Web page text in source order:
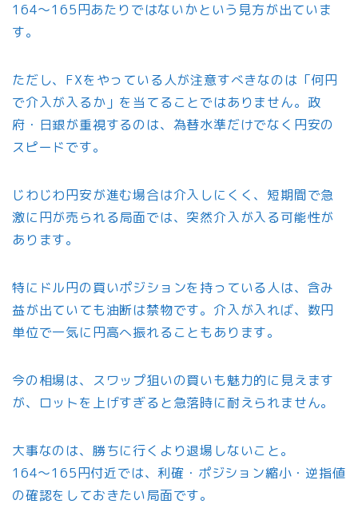
164〜165円あたりではないかという見方が出ていま
す。
ただし、FXをやっている人が注意すべきなのは「何円
で介入が入るか」を当てることではありません。政
府・日銀が重視するのは、為替水準だけでなく円安の
スピードです。
じわじわ円安が進む場合は介入しにくく、短期間で急
激に円が売られる局面では、突然介入が入る可能性が
あります。
特にドル円の買いポジションを持っている人は、含み
益が出ていても油断は禁物です。介入が入れば、数円
単位で一気に円高へ振れることもあります。
今の相場は、スワップ狙いの買いも魅力的に見えます
が、ロットを上げすぎると急落時に耐えられません。
大事なのは、勝ちに行くより退場しないこと。
164〜165円付近では、利確・ポジション縮小・逆指値
の確認をしておきたい局面です。